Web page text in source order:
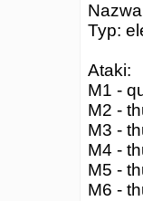
Typ:
Ataki:
M1 -
M2 -
M3 -
M4 -
M5 -
M6 -